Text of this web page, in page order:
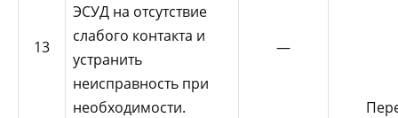
13
ЭСУД на отсутствие
слабого контакта и
устранить
неисправность при
необходимости.
—